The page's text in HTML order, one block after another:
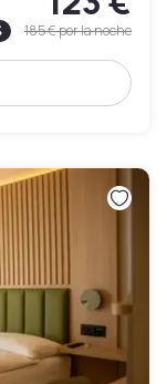
185 €por la noche